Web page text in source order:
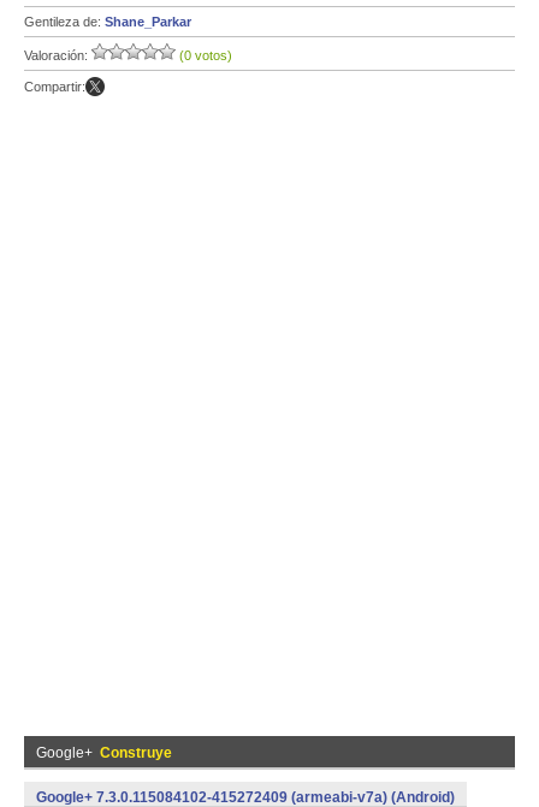
Gentileza de: Shane_Parkar
Valoración: (0 votos)
Compartir:
Google+ Construye
Google+ 7.3.0.115084102-415272409 (armeabi-v7a) (Android)